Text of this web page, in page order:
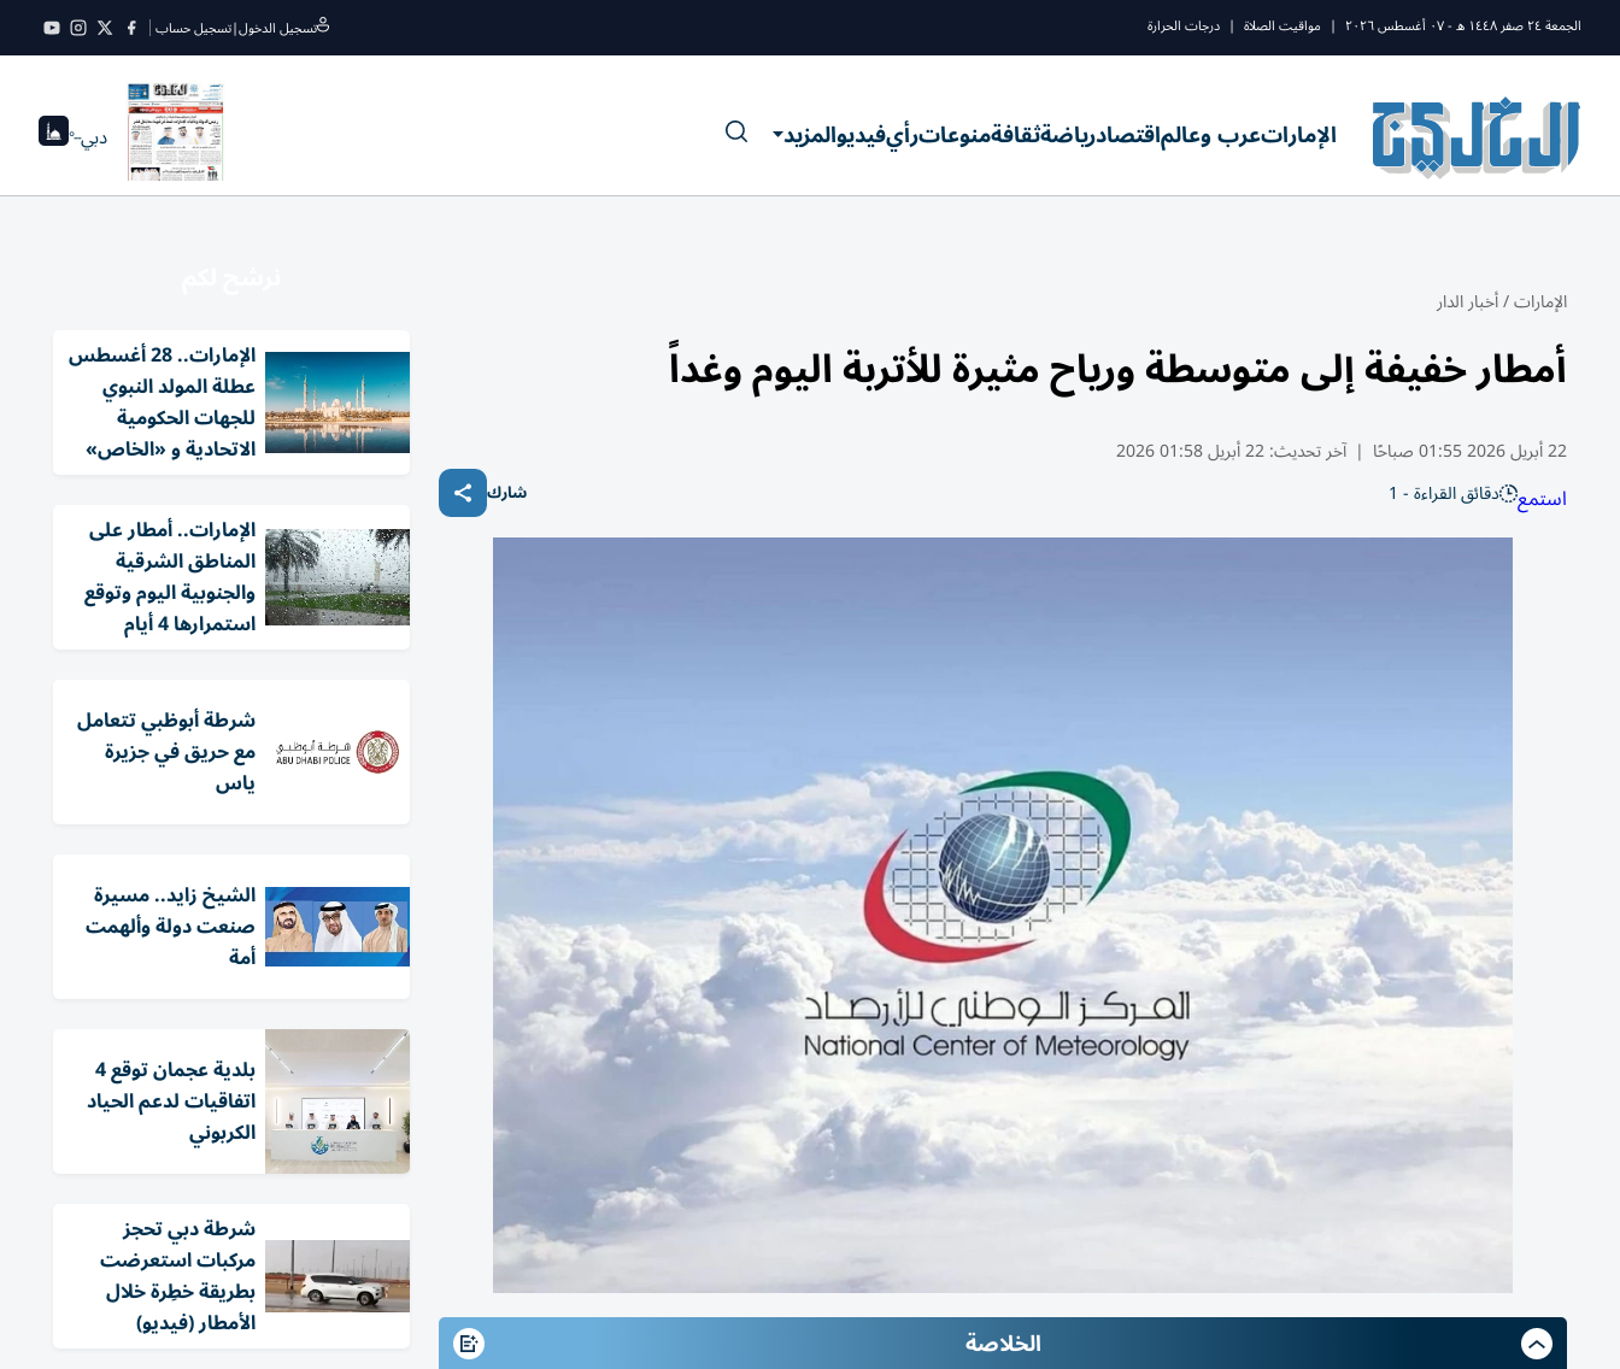
الجمعة ٢٤ صفر ١٤٤٨ ه - ٠٧ أغسطس ٢٠٢٦ | مواقيت الصلاة | درجات الحرارة تسجيل الدخول|تسجيل حساب
الإماراتعرب وعالماقتصادرياضةثقافةمنوعاترأيفيديوالمزيد دبي--°
الإمارات/أخبار الدار
أمطار خفيفة إلى متوسطة ورياح مثيرة للأتربة اليوم وغداً
22 أبريل 2026 01:55 صباحًا | آخر تحديث:22 أبريل 01:58 2026
استمع دقائق القراءة - 1 شارك
الخلاصة
الإمارات.. 28 أغسطس
عطلة المولد النبوي
للجهات الحكومية
الاتحادية و «الخاص»
الإمارات.. أمطار على
المناطق الشرقية
والجنوبية اليوم وتوقع
استمرارها 4 أيام
شرطة أبوظبي تتعامل
مع حريق في جزيرة
ياس
الشيخ زايد.. مسيرة
صنعت دولة وألهمت
أمة
بلدية عجمان توقع 4
اتفاقيات لدعم الحياد
الكربوني
شرطة دبي تحجز
مركبات استعرضت
بطريقة خطِرة خلال
الأمطار (فيديو)